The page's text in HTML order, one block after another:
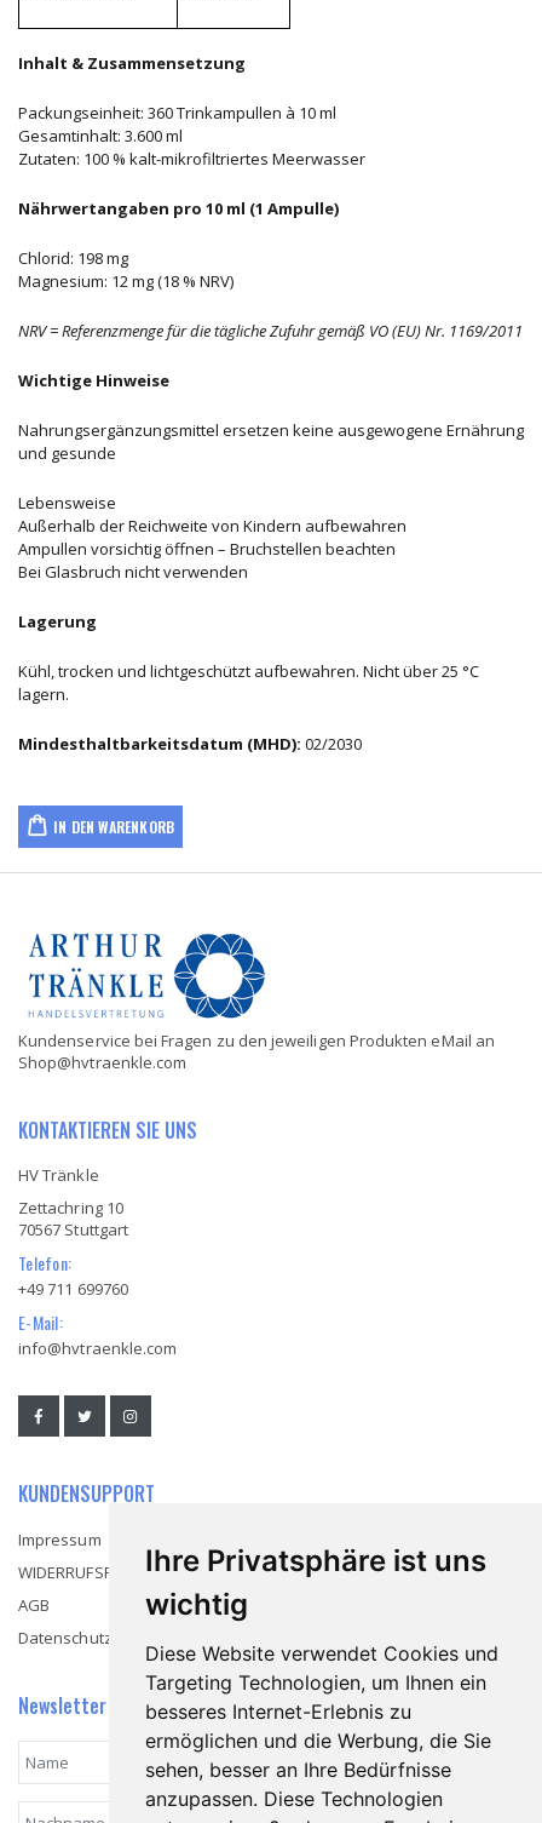
Ihre Privatsphäre ist uns
wichtig
Diese Website verwendet Cookies und
Targeting Technologien, um Ihnen ein
besseres Internet-Erlebnis zu
ermöglichen und die Werbung, die Sie
sehen, besser an Ihre Bedürfnisse
anzupassen. Diese Technologien
Inhalt & Zusammensetzung
Packungseinheit: 360 Trinkampullen à 10 ml
Gesamtinhalt: 3.600 ml
Zutaten: 100 % kalt-mikrofiltriertes Meerwasser
Nährwertangaben pro 10 ml (1 Ampulle)
Chlorid: 198 mg
Magnesium: 12 mg (18 % NRV)
NRV = Referenzmenge für die tägliche Zufuhr gemäß VO (EU) Nr. 1169/2011
Wichtige Hinweise
Nahrungsergänzungsmittel ersetzen keine ausgewogene Ernährung
und gesunde
Lebensweise
Außerhalb der Reichweite von Kindern aufbewahren
Ampullen vorsichtig öffnen – Bruchstellen beachten
Bei Glasbruch nicht verwenden
Lagerung
Kühl, trocken und lichtgeschützt aufbewahren. Nicht über 25 °C
lagern.
Mindesthaltbarkeitsdatum (MHD): 02/2030
IN DEN WARENKORB
Kundenservice bei Fragen zu den jeweiligen Produkten eMail an
Shop@hvtraenkle.com
KONTAKTIEREN SIE UNS
HV Tränkle
Zettachring 10
70567 Stuttgart
Telefon:
+49 711 699760
E-Mail:
info@hvtraenkle.com
KUNDENSUPPORT
Impressum
WIDERRUFSRECHT
AGB
Datenschutzerklärung
Newsletter